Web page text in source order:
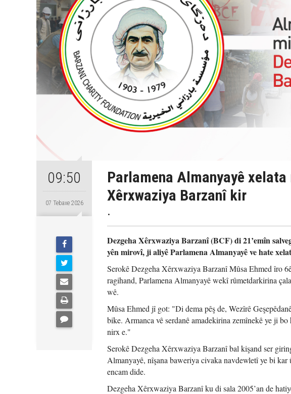
09:50
07 Tebaxe 2026
Parlamena Almanyayê
Xêrxwaziya Barzanî kir
.
Dezgeha Xêrxwaziya Barzanî (BCF) di 21’emîn
yên mirovî, ji aliyê Parlamena Almanyayê ve hate
Serokê Dezgeha Xêrxwaziya Barzanî Mûsa Ehmed îro
ragihand, Parlamena Almanyayê wekî rûmetdarkirina
wê.
Mûsa Ehmed jî got: "Di dema pêş de, Wezîrê
bike. Armanca vê serdanê amadekirina zemînekê ye ji
nirx e."
Serokê Dezgeha Xêrxwaziya Barzanî bal kişand ser
Almanyayê, nîşana baweriya civaka navdewletî ye bi
encam dide.
Dezgeha Xêrxwaziya Barzanî ku di sala 2005’an de